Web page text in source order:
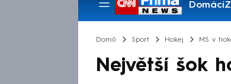
Domácí
Pořady
Domů Sport Hokej MS v
Největší šok